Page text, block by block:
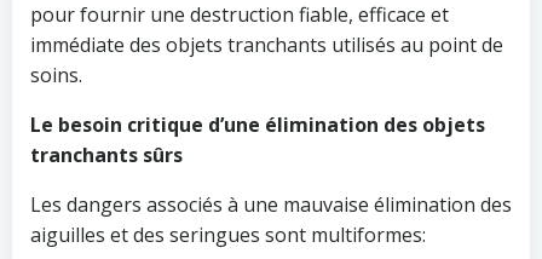
pour fournir une destruction fiable, efficace et
immédiate des objets tranchants utilisés au point de
soins.
Le besoin critique d’une élimination des objets
tranchants sûrs
Les dangers associés à une mauvaise élimination des
aiguilles et des seringues sont multiformes: